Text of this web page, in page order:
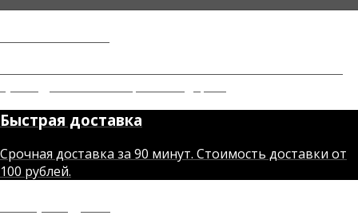
Быстрая доставка
Срочная доставка за 90 минут. Стоимость доставки от
100 рублей.